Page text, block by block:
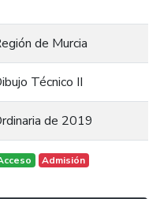
de Murcia
Técnico II
de 2019
Admisión